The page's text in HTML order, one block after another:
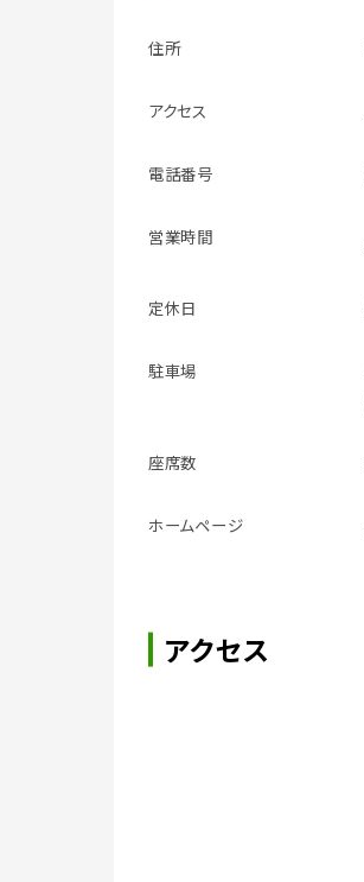
住所
アクセス
電話番号
営業時間
定休日
駐車場
座席数
ホームページ
アクセス